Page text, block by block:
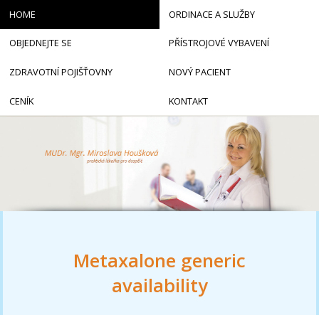
Metaxalone generic
availability
HOME ORDINACE A SLUŽBY
OBJEDNEJTE SE PŘÍSTROJOVÉ VYBAVENÍ
ZDRAVOTNÍ POJIŠŤOVNY NOVÝ PACIENT
CENÍK KONTAKT